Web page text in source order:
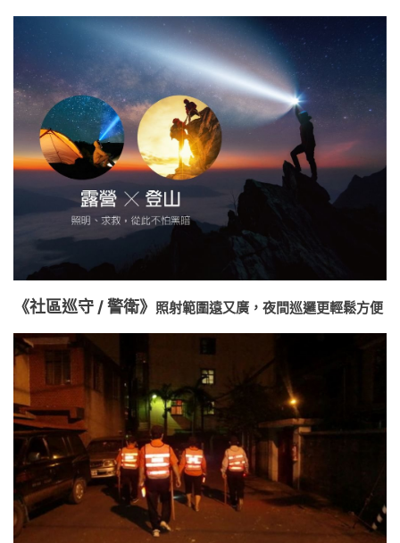
《社區巡守 / 警衛》 照射範圍遠又廣，夜間巡邏更輕鬆方便